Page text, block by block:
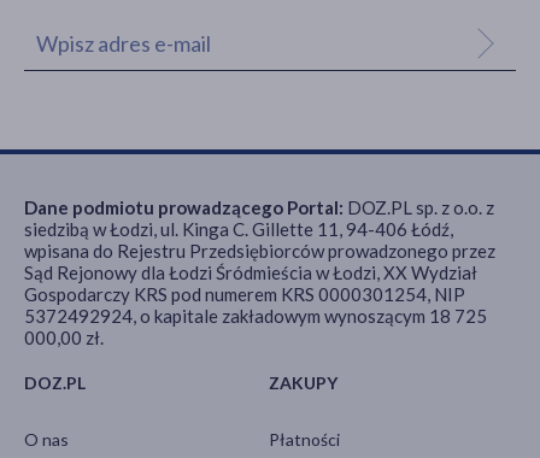
DOZ.PL
O nas
ZAKUPY
Płatności
Dane podmiotu prowadzącego Portal: DOZ.PL sp. z o.o. z
siedzibą w Łodzi, ul. Kinga C. Gillette 11, 94-406 Łódź,
wpisana do Rejestru Przedsiębiorców prowadzonego przez
Sąd Rejonowy dla Łodzi Śródmieścia w Łodzi, XX Wydział
Gospodarczy KRS pod numerem KRS 0000301254, NIP
5372492924, o kapitale zakładowym wynoszącym 18 725
000,00 zł.